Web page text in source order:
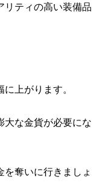
リティの高い装備品
上がります。
大な金貨が必要にな
奪いに行きましょ